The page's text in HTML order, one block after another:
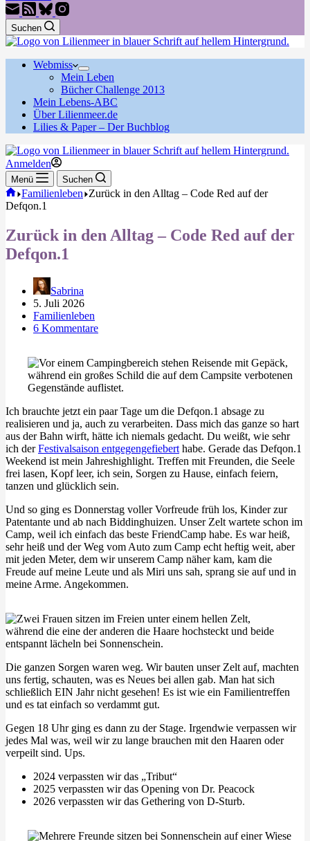
Suchen
Webmiss
Mein Leben
Bücher Challenge 2013
Mein Lebens-ABC
Über Lilienmeer.de
Lilies & Paper – Der Buchblog
Anmelden
Menü Suchen
Start
Familienleben Zurück in den Alltag – Code Red auf der
Defqon.1
Zurück in den Alltag – Code Red auf der
Defqon.1
Sabrina
5. Juli 2026
Familienleben
6 Kommentare
Ich brauchte jetzt ein paar Tage um die Defqon.1 absage zu
realisieren und ja, auch zu verarbeiten. Dass mich das ganze so hart
aus der Bahn wirft, hätte ich niemals gedacht. Du weißt, wie sehr
ich derFestivalsaison entgegengefiebert habe. Gerade das Defqon.1
Weekend ist mein Jahreshighlight. Treffen mit Freunden, die Seele
frei lasen, Kopf leer, ich sein, Sorgen zu Hause, einfach feiern,
tanzen und glücklich sein.
Und so ging es Donnerstag voller Vorfreude früh los, Kinder zur
Patentante und ab nach Biddinghuizen. Unser Zelt wartete schon im
Camp, weil ich einfach das beste FriendCamp habe. Es war heiß,
sehr heiß und der Weg vom Auto zum Camp echt heftig weit, aber
mit jeden Meter, dem wir unserem Camp näher kam, kam die
Freude auf meine Leute und als Miri uns sah, sprang sie auf und in
meine Arme. Angekommen.
Die ganzen Sorgen waren weg. Wir bauten unser Zelt auf, machten
uns fertig, schauten, was es Neues bei allen gab. Man hat sich
schließlich EIN Jahr nicht gesehen! Es ist wie ein Familientreffen
und es tat einfach so verdammt gut.
Gegen 18 Uhr ging es dann zu der Stage. Irgendwie verpassen wir
jedes Mal was, weil wir zu lange brauchen mit den Haaren oder
verpeilt sind. Ups.
2024 verpassten wir das „Tribut“
2025 verpassten wir das Opening von Dr. Peacock
2026 verpassten wir das Gethering von D-Sturb.